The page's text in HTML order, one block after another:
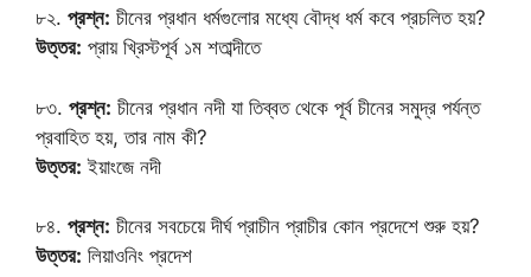
৮২. প্রশ্ন: চীনের প্রধান ধর্মগুলোর মধ্যে বৌদ্ধ ধর্ম কবে প্রচলিত হয়?
উত্তর: প্রায় খ্রিস্টপূর্ব ১ম শতাব্দীতে
৮৩. প্রশ্ন: চীনের প্রধান নদী যা তিব্বত থেকে পূর্ব চীনের সমুদ্র পর্যন্ত
প্রবাহিত হয়, তার নাম কী?
উত্তর: ইয়াংজে নদী
৮৪. প্রশ্ন: চীনের সবচেয়ে দীর্ঘ প্রাচীন প্রাচীর কোন প্রদেশে শুরু হয়?
উত্তর: লিয়াওনিং প্রদেশ